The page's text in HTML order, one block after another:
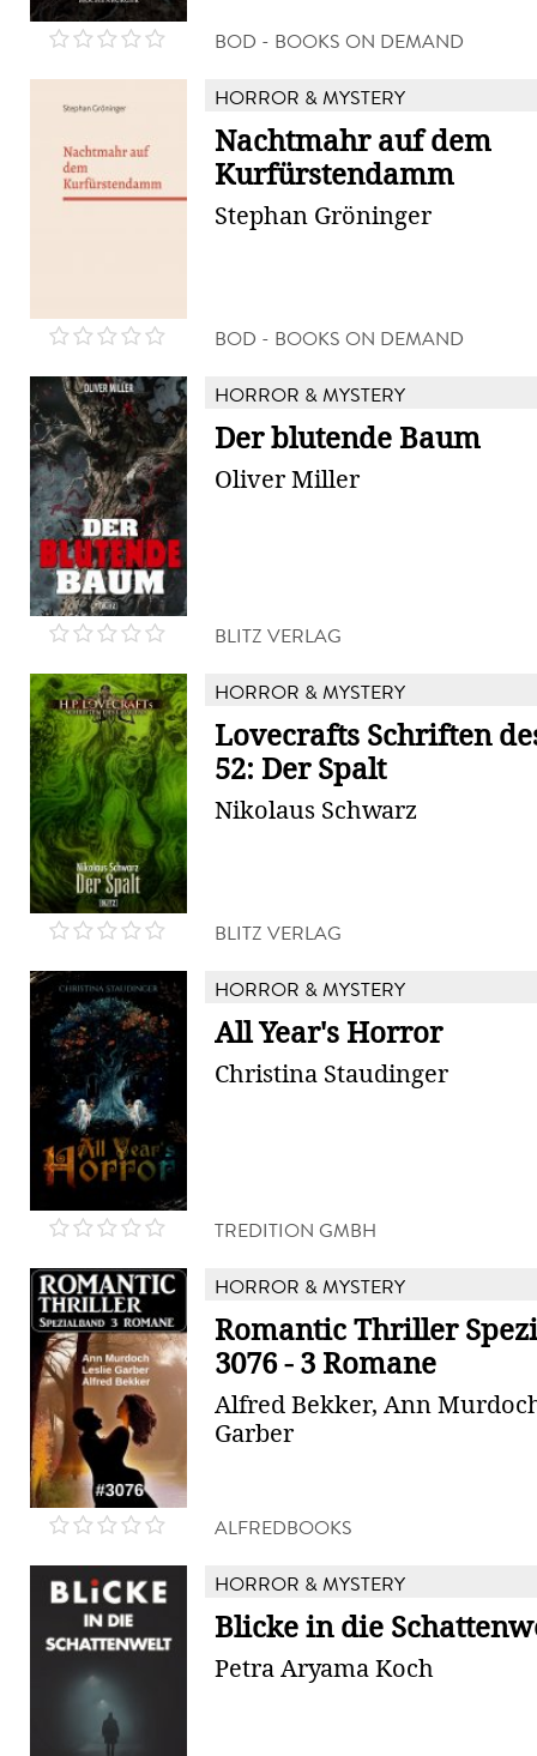
BOD - BOOKS ON DEMAND
HORROR & MYSTERY
Nachtmahr auf dem
Kurfürstendamm
Stephan Gröninger
BOD - BOOKS ON DEMAND
HORROR & MYSTERY
Der blutende Baum
Oliver Miller
BLITZ VERLAG
HORROR & MYSTERY
Lovecrafts Schriften
52: Der Spalt
Nikolaus Schwarz
BLITZ VERLAG
HORROR & MYSTERY
All Year's Horror
Christina Staudinger
TREDITION GMBH
HORROR & MYSTERY
Romantic Thriller
3076 - 3 Romane
Alfred Bekker, Ann
Garber
ALFREDBOOKS
HORROR & MYSTERY
Blicke in die
Petra Aryama Koch